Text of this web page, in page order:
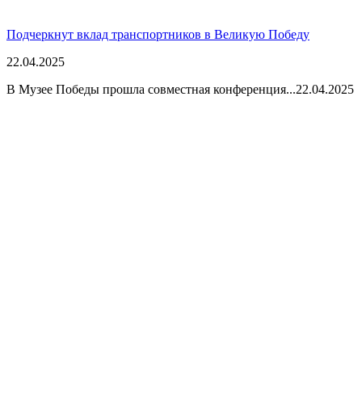
Подчеркнут вклад транспортников в Великую Победу
22.04.2025
В Музее Победы прошла совместная конференция...22.04.2025